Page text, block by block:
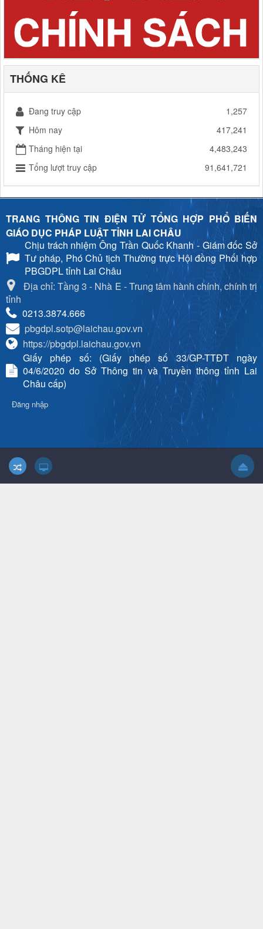
THỐNG KÊ
Đang truy cập
1,257
Hôm nay
417,241
Tháng hiện tại
4,483,243
Tổng lượt truy cập
91,641,721
TRANG THÔNG TIN ĐIỆN TỬ TỔNG HỢP PHỔ BIẾN
GIÁO DỤC PHÁP LUẬT TỈNH LAI CHÂU
Chịu trách nhiệmÔng Trần Quốc Khanh - Giám đốc Sở
Tư pháp, Phó Chủ tịch Thường trực Hội đồng Phối hợp
PBGDPL tỉnh Lai Châu
Địa chỉ: Tầng 3 - Nhà E - Trung tâm hành chính, chính trị
tỉnh
0213.3874.666
pbgdpl.sotp@laichau.gov.vn
https://pbgdpl.laichau.gov.vn
Giấy phép số: (Giấy phép số 33/GP-TTĐT ngày
04/6/2020 do Sở Thông tin và Truyền thông tỉnh Lai
Châu cấp)
Đăng nhập